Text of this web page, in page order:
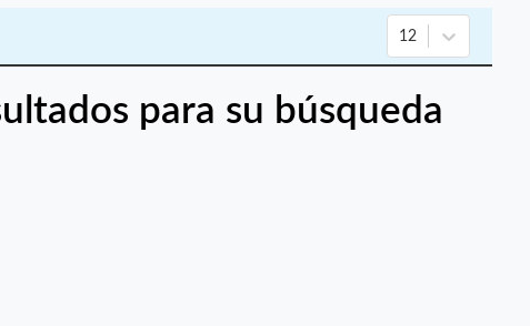
12
para su búsqueda